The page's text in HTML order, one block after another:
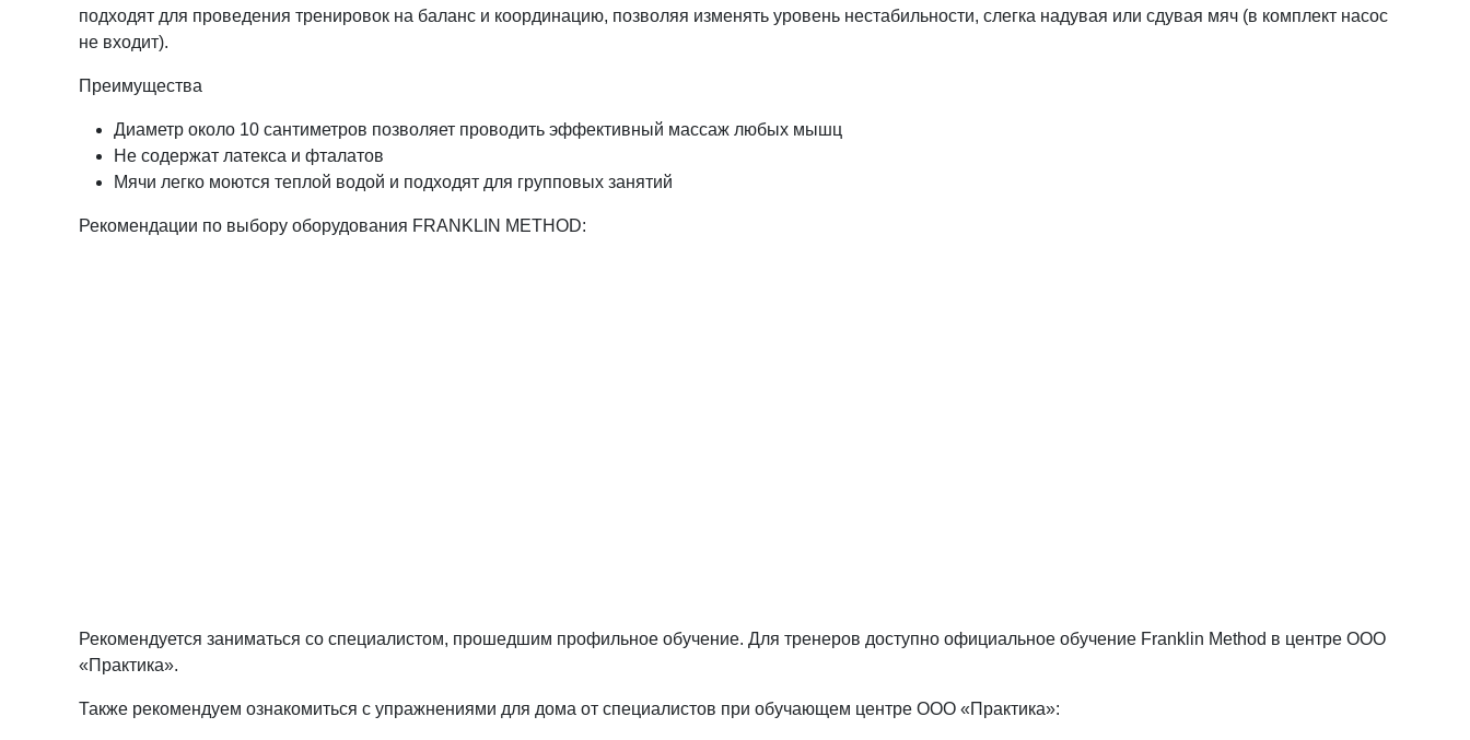
подходят для проведения тренировок на баланс и координацию, позволяя изменять уровень нестабильности, слегка надувая или сдувая мяч (в комплект насос
не входит).
Преимущества
Диаметр около 10 сантиметров позволяет проводить эффективный массаж любых мышц
Не содержат латекса и фталатов
Мячи легко моются теплой водой и подходят для групповых занятий
Рекомендации по выбору оборудования FRANKLIN METHOD:
Рекомендуется заниматься со специалистом, прошедшим профильное обучение. Для тренеров доступно официальное обучение Franklin Method в центре ООО
«Практика».
Также рекомендуем ознакомиться с упражнениями для дома от специалистов при обучающем центре ООО «Практика»: